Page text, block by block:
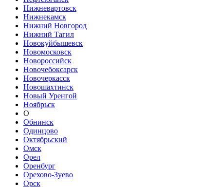
Нижневартовск
Нижнекамск
Нижний Новгород
Нижний Тагил
Новокуйбышевск
Новомосковск
Новороссийск
Новочебоксарск
Новочеркасск
Новошахтинск
Новый Уренгой
Ноябрьск
О
Обнинск
Одинцово
Октябрьский
Омск
Орел
Оренбург
Орехово-Зуево
Орск